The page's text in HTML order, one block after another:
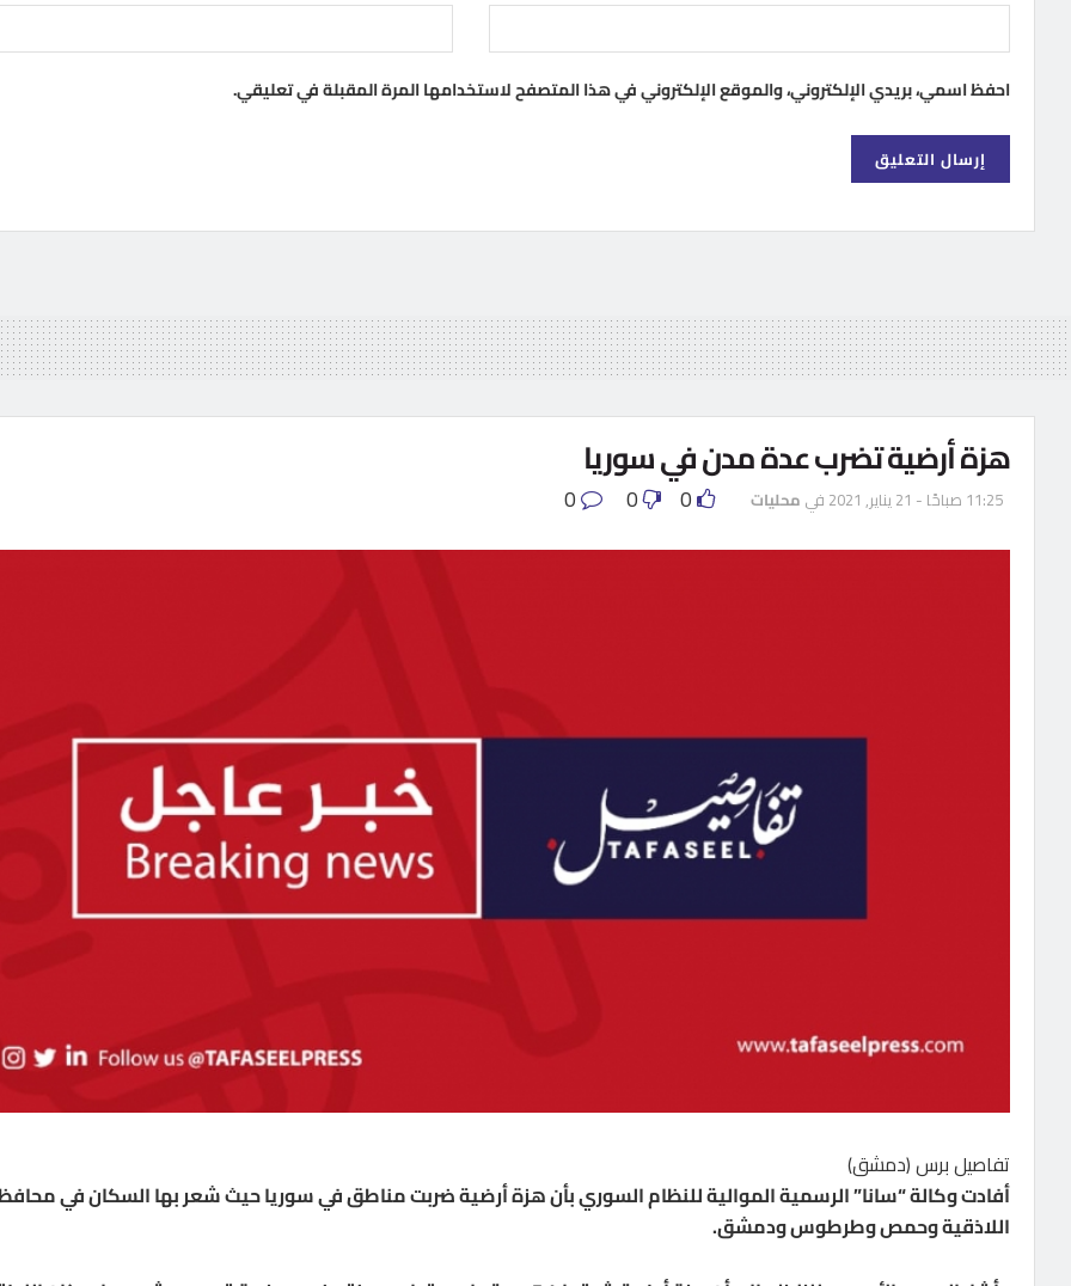
احفظ اسمي، بريدي الإلكتروني، والموقع الإلكتروني في هذا المتصفح لاستخدامها المرة المقبلة في تعليقي.
هزة أرضية تضرب عدة مدن في سوريا
11:25 صباحًا - 21 يناير, 2021 في محليات 0
0
تفاصيل برس (دمشق)
أفادت وكالة “سانا” الرسمية الموالية للنظام السوري بأن هزة أرضية ضربت مناطق في سوريا حيث شعر بها السكان في
اللاذقية وحمص وطرطوس ودمشق.